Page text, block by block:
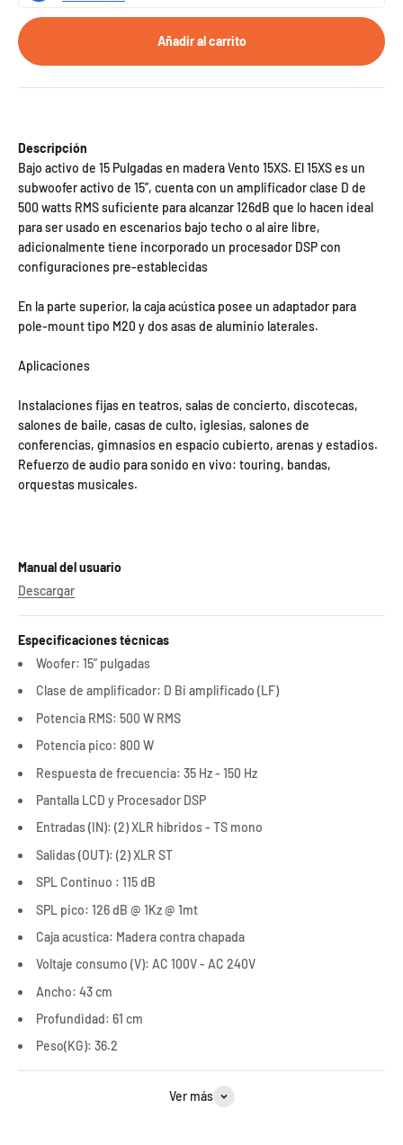
Añadir al carrito
Descripción
Bajo activo de 15 Pulgadas en madera Vento 15XS. El 15XS es un
subwoofer activo de 15”, cuenta con un amplificador clase D de
500 watts RMS suficiente para alcanzar 126dB que lo hacen ideal
para ser usado en escenarios bajo techo o al aire libre,
adicionalmente tiene incorporado un procesador DSP con
configuraciones pre-establecidas
En la parte superior, la caja acústica posee un adaptador para
pole-mount tipo M20 y dos asas de aluminio laterales.
Aplicaciones
Instalaciones fijas en teatros, salas de concierto, discotecas,
salones de baile, casas de culto, iglesias, salones de
conferencias, gimnasios en espacio cubierto, arenas y estadios.
Refuerzo de audio para sonido en vivo: touring, bandas,
orquestas musicales.
Manual del usuario
Descargar
Especificaciones técnicas
Woofer: 15” pulgadas
Clase de amplificador: D Bi amplificado (LF)
Potencia RMS: 500 W RMS
Potencia pico: 800 W
Respuesta de frecuencia: 35 Hz - 150 Hz
Pantalla LCD y Procesador DSP
Entradas (IN): (2) XLR híbridos - TS mono
Salidas (OUT): (2) XLR ST
SPL Continuo : 115 dB
SPL pico: 126 dB @ 1Kz @ 1mt
Caja acustica: Madera contra chapada
Voltaje consumo (V): AC 100V - AC 240V
Ancho: 43 cm
Profundidad: 61 cm
Peso(KG): 36.2
Ver más